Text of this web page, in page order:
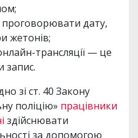
проговорювати дату,
жетонів;
трансляції — це
запис.
зі ст. 40 Закону
поліцію» працівники
здійснювати
за допомогою